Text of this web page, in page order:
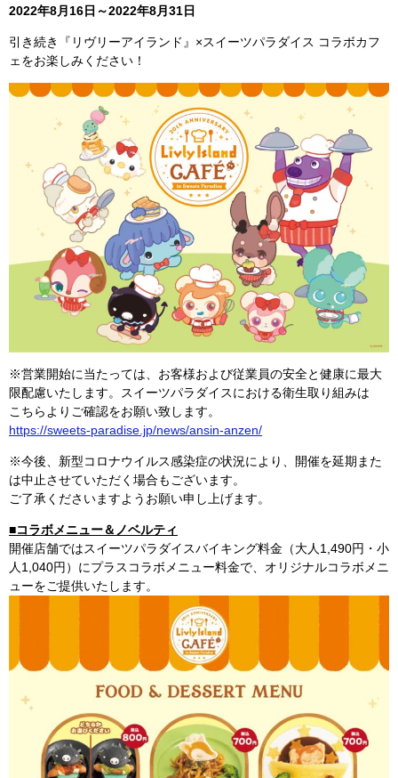
2022年8月16日～2022年8月31日
引き続き『リヴリーアイランド』×スイーツパラダイス コラボカフ
ェをお楽しみください！
※営業開始に当たっては、お客様および従業員の安全と健康に最大
限配慮いたします。スイーツパラダイスにおける衛生取り組みは
こちらよりご確認をお願い致します。
https://sweets-paradise.jp/news/ansin-anzen/
※今後、新型コロナウイルス感染症の状況により、開催を延期また
は中止させていただく場合もございます。
ご了承くださいますようお願い申し上げます。
■コラボメニュー＆ノベルティ
開催店舗ではスイーツパラダイスバイキング料金（大人1,490円・小
人1,040円）にプラスコラボメニュー料金で、オリジナルコラボメニ
ューをご提供いたします。